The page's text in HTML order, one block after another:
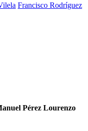
Francisco Rodríguez
Pérez Lourenzo